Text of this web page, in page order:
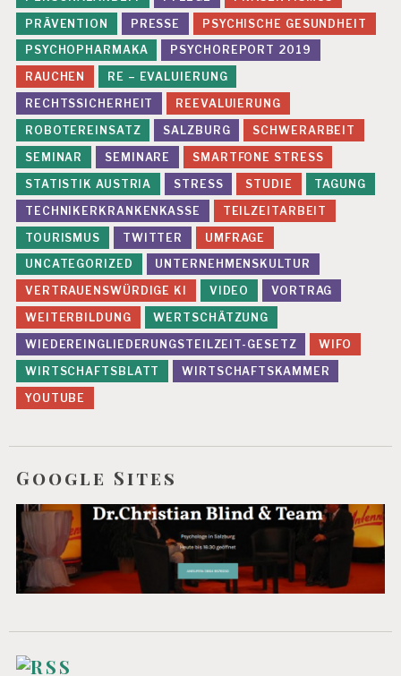
PRÄVENTION
PRESSE
PSYCHISCHE GESUNDHEIT
PSYCHOPHARMAKA
PSYCHOREPORT 2019
RAUCHEN
RE – EVALUIERUNG
RECHTSSICHERHEIT
REEVALUIERUNG
ROBOTEREINSATZ
SALZBURG
SCHWERARBEIT
SEMINAR
SEMINARE
SMARTFONE STRESS
STATISTIK AUSTRIA
STRESS STUDIE
TAGUNG
TECHNIKERKRANKENKASSE
TEILZEITARBEIT
TOURISMUS
TWITTER
UMFRAGE
UNCATEGORIZED
UNTERNEHMENSKULTUR
VERTRAUENSWÜRDIGE KI
VIDEO
VORTRAG
WEITERBILDUNG
WERTSCHÄTZUNG
WIEDEREINGLIEDERUNGSTEILZEIT-GESETZ
WIFO
WIRTSCHAFTSBLATT
WIRTSCHAFTSKAMMER
YOUTUBE
Google Sites